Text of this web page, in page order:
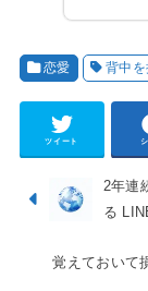
恋愛 背中
ツイート
2年連
る
覚えておいて